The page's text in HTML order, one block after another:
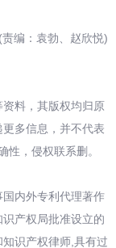
(责编：袁勃、赵欣悦)
料，其版权均归原
多信息，并不代表
性，侵权联系删。
内外专利代理著作
产权局批准设立的
识产权律师,具有过